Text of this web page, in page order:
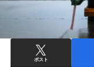
ポスト